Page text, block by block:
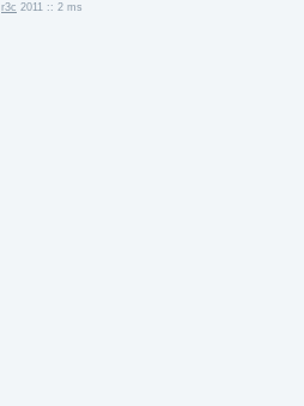
r3c 2011 :: 2 ms